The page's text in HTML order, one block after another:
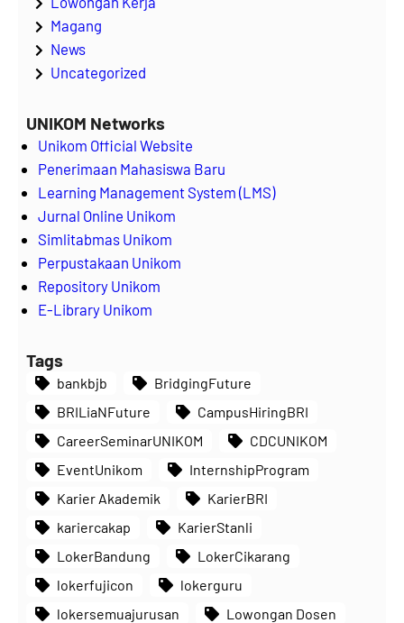
Magang
News
Uncategorized
UNIKOM Networks
Unikom Official Website
Penerimaan Mahasiswa Baru
Learning Management System (LMS)
Jurnal Online Unikom
Simlitabmas Unikom
Perpustakaan Unikom
Repository Unikom
E-Library Unikom
Tags
bankbjb
BridgingFuture
BRILiaNFuture
CampusHiringBRI
CareerSeminarUNIKOM
CDCUNIKOM
EventUnikom
InternshipProgram
Karier Akademik
KarierBRI
kariercakap
KarierStanli
LokerBandung
LokerCikarang
lokerfujicon
lokerguru
lokersemuajurusan
Lowongan Dosen